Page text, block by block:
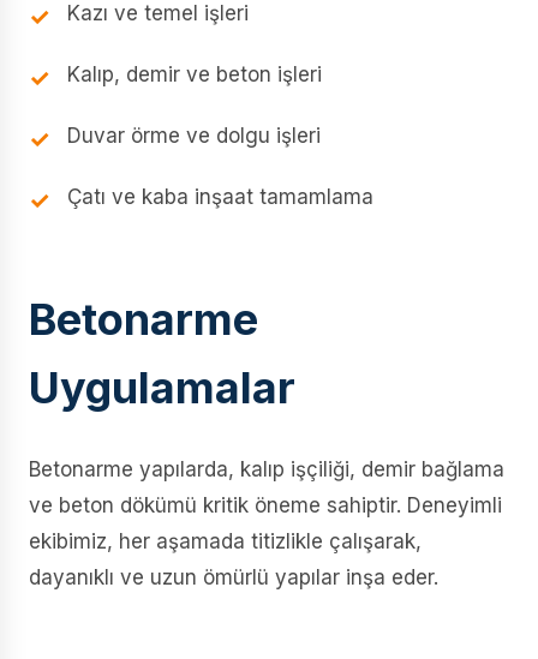
Kazı ve temel işleri
Kalıp, demir ve beton işleri
Duvar örme ve dolgu işleri
Çatı ve kaba inşaat tamamlama
Betonarme
Uygulamalar
Betonarme yapılarda, kalıp işçiliği, demir bağlama
ve beton dökümü kritik öneme sahiptir. Deneyimli
ekibimiz, her aşamada titizlikle çalışarak,
dayanıklı ve uzun ömürlü yapılar inşa eder.